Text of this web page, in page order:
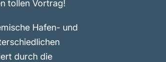
tollen Vortrag!
Hafen- und
durch die